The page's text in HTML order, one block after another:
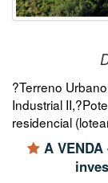
?Terreno
Industrial
residencial
A